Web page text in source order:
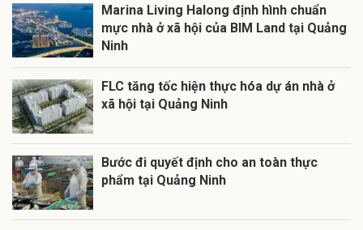
Marina Living Halong định hình chuẩn
mực nhà ở xã hội của BIM Land tại Quảng
Ninh
FLC tăng tốc hiện thực hóa dự án nhà ở
xã hội tại Quảng Ninh
Bước đi quyết định cho an toàn thực
phẩm tại Quảng Ninh